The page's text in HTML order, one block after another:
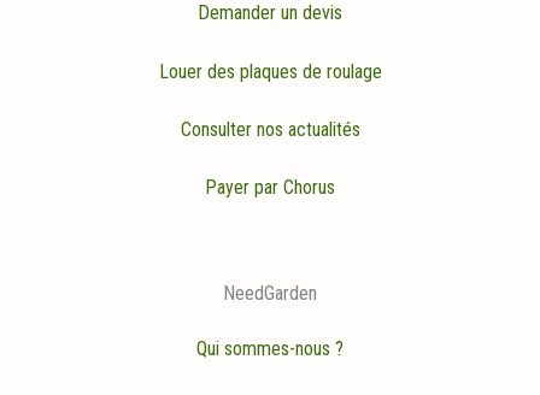
Demander un devis
Louer des plaques de roulage
Consulter nos actualités
Payer par Chorus
NeedGarden
Qui sommes-nous ?